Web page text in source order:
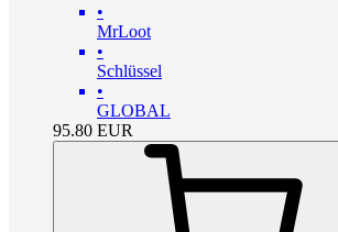
•
MrLoot
•
Schlüssel
•
GLOBAL
95.80 EUR